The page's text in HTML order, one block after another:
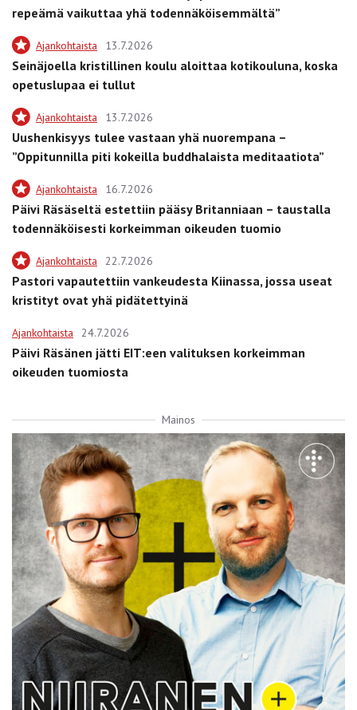
repeämä vaikuttaa yhä todennäköisemmältä”
Ajankohtaista 13.7.2026
Seinäjoella kristillinen koulu aloittaa kotikouluna, koska
opetuslupaa ei tullut
Ajankohtaista 13.7.2026
Uushenkisyys tulee vastaan yhä nuorempana –
”Oppitunnilla piti kokeilla buddhalaista meditaatiota”
Ajankohtaista 16.7.2026
Päivi Räsäseltä estettiin pääsy Britanniaan – taustalla
todennäköisesti korkeimman oikeuden tuomio
Ajankohtaista 22.7.2026
Pastori vapautettiin vankeudesta Kiinassa, jossa useat
kristityt ovat yhä pidätettyinä
Ajankohtaista 24.7.2026
Päivi Räsänen jätti EIT:een valituksen korkeimman
oikeuden tuomiosta
Mainos